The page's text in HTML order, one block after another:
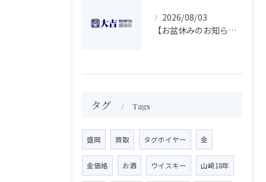
2026/08/03
【お盆休みのお知らせ】買取専門 大吉 盛岡店
タグ Tags
盛岡 買取 タグホイヤー 金
金価格 お酒 ウイスキー 山崎18年